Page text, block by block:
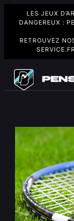
LES JEUX
DANGEREUX :
RETROUVEZ
SERVICE.FR
contenu